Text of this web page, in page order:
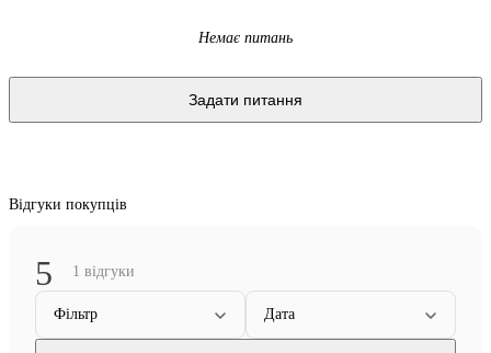
Немає питань
Задати питання
Відгуки покупців
5 1 відгуки
Фільтр Дата